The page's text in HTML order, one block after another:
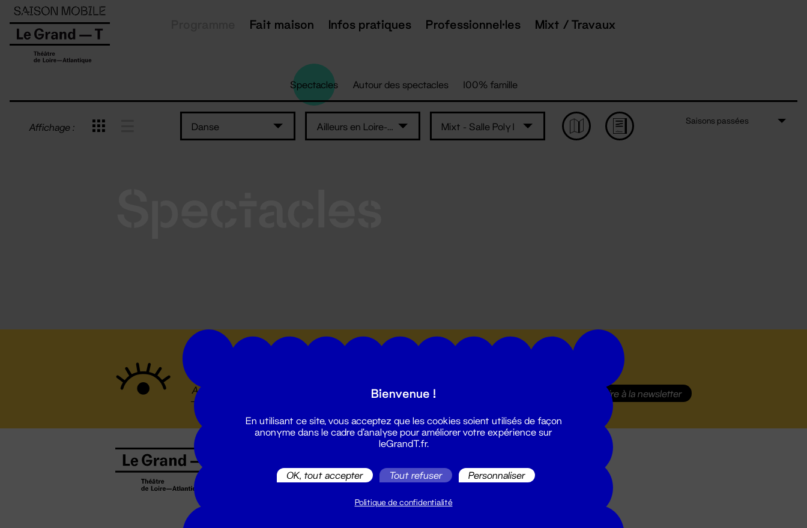
Fait maison Infos pratiques Professionnel·les Mixt / Travaux
Spectacles Autour des spectacles 100% famille
Affichage : Danse Ailleurs en Loire-Atlantique Mixt - Salle Poly 1
Saisons passées
S'inscrire à la newsletter
02 51 88 25 25
billetterie@leGrandT.fr
Du lundi au vendredi 14h → 18h
Panneau de gestion des cookies
Bienvenue !
En utilisant ce site, vous acceptez que les cookies soient utilisés de façon
anonyme dans le cadre d'analyse pour améliorer votre expérience sur
leGrandT.fr.
OK, tout accepter Tout refuser Personnaliser
Politique de confidentialité